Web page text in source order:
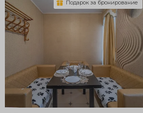
Подарок за бронирование